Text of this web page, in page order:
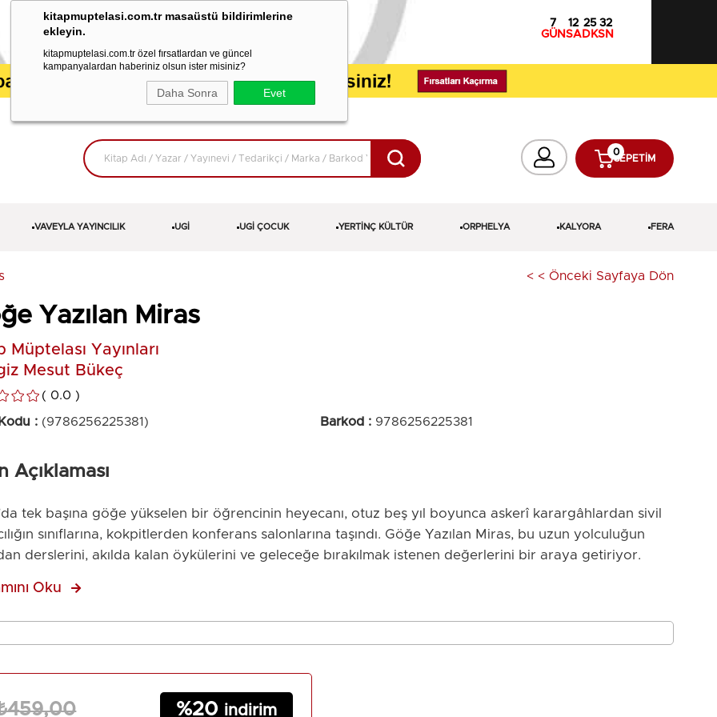
kitapmuptelasi.com.tr masaüstü bildirimlerine
ekleyin.
kitapmuptelasi.com.tr özel fırsatlardan ve güncel
kampanyalardan haberiniz olsun ister misiniz?
Daha Sonra Evet
7
GÜN
12
SA
25
DK
31
SN
SEPETIM
0
VAVEYLA YAYINCILIK UGİ UGİ ÇOCUK YERTİNÇ KÜLTÜR ORPHELYA KALYORA FERA
< < Önceki Sayfaya Dön
Yazılan Miras
Müptelası Yayınları
Mesut Bükeç
0.0
(9786256225381) Barkod : 9786256225381
Açıklaması
tek başına göğe yükselen bir öğrencinin heyecanı, otuz beş yıl boyunca askerî karargâhlardan sivil
sınıflarına, kokpitlerden konferans salonlarına taşındı. Göğe Yazılan Miras, bu uzun yolculuğun
derslerini, akılda kalan öykülerini ve geleceğe bırakılmak istenen değerlerini bir araya getiriyor.
emniyet kültürünü adaletle yoğuran yaklaşımı, ete kemiğe bürünen eğitim vizyonunu, havacılığın
sorumluluğun anlamını keşfedeceksiniz. Müge Naz’ın titiz editörlüğü ve Yaren Dikicioğlu’nun
Oku
20